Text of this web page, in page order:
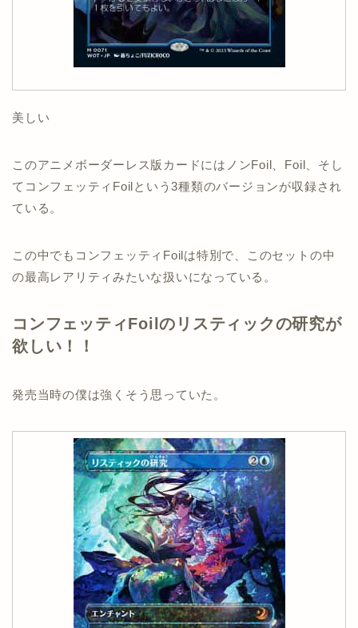
美しい
このアニメボーダーレス版カードにはノンFoil、Foil、そし
てコンフェッティFoilという3種類のバージョンが収録され
ている。
この中でもコンフェッティFoilは特別で、このセットの中
の最高レアリティみたいな扱いになっている。
コンフェッティFoilのリスティックの研究が
欲しい！！
発売当時の僕は強くそう思っていた。